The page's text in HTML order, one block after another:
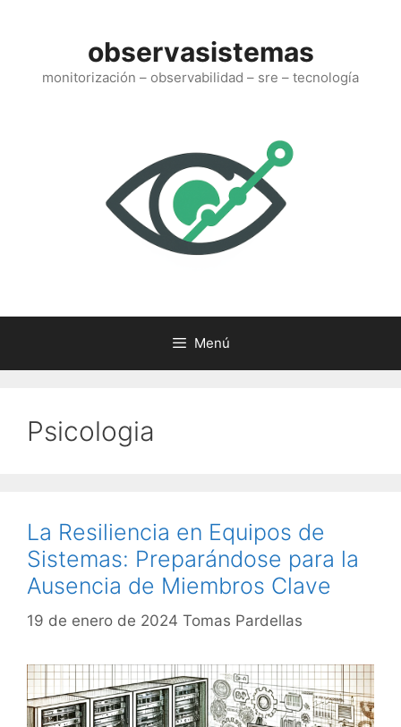
observasistemas
monitorización – observabilidad – sre – tecnología
Menú
Psicologia
La Resiliencia en Equipos de
Sistemas: Preparándose para la
Ausencia de Miembros Clave
19 de enero de 2024 Tomas Pardellas